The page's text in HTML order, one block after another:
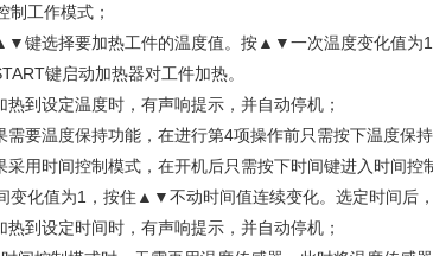
制工作模式；
键选择要加热工件的温度值。按▲▼一次温度变化值为
键启动加热器对工件加热。
热到设定温度时，有声响提示，并自动停机；
需要温度保持功能，在进行第4项操作前只需按下温度保持
采用时间控制模式，在开机后只需按下时间键进入时间
变化值为1，按住▲▼不动时间值连续变化。选定时间后，
热到设定时间时，有声响提示，并自动停机；